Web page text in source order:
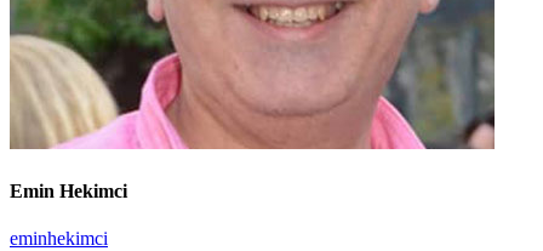
Emin Hekimci
eminhekimci